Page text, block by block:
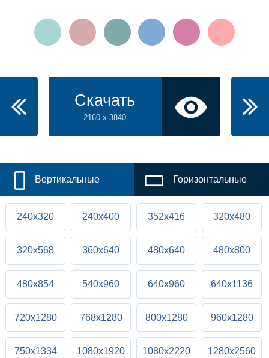
Скачать
2160 x 3840
Вертикальные Горизонтальные
240x320 240x400 352x416 320x480
320x568 360x640 480x640 480x800
480x854 540x960 640x960 640x1136
720x1280 768x1280 800x1280 960x1280
750x1334 1080x1920 1080x2220 1280x2560